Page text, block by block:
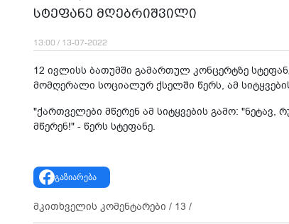
სტეფანე მღებრიშვილი
13:00 / 13-07-2022
12 ივლისს ბათუმში გამართულ კონცერტზე
მომღერალი სოციალურ ქსელში წერს, ამ
"ქართველები მწერენ ამ სიტყვების გამო:
მწერენ!" - წერს სტეფანე.
გაზიარება
მკითხველის კომენტარები / 13 /